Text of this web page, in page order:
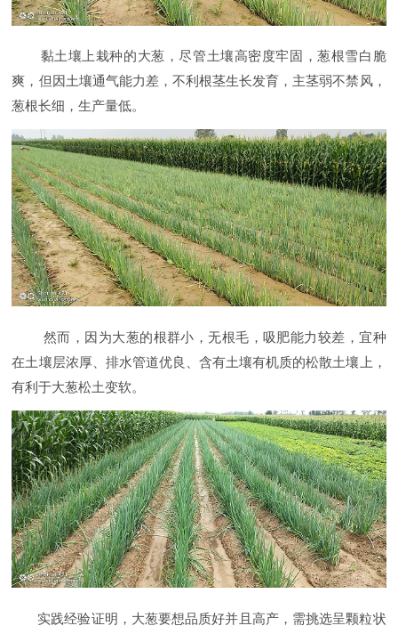
黏土壤上栽种的大葱，尽管土壤高密度牢固，葱根雪白脆
爽，但因土壤通气能力差，不利根茎生长发育，主茎弱不禁风，
葱根长细，生产量低。
然而，因为大葱的根群小，无根毛，吸肥能力较差，宜种
在土壤层浓厚、排水管道优良、含有土壤有机质的松散土壤上，
有利于大葱松土变软。
实践经验证明，大葱要想品质好并且高产，需挑选呈颗粒状